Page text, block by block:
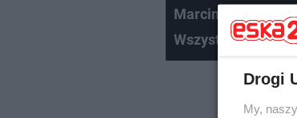
Marcin Prokop
Wszystko jasne!
Drogi
My,